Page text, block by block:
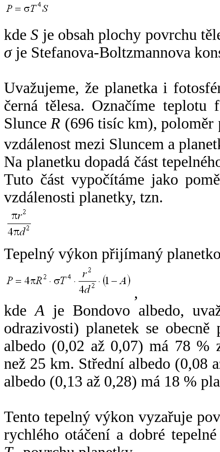
kdeS je obsah plochy povrchu
σje Stefanova-Boltzmannova
Uvažujeme, že planetka i
černá tělesa. Označíme
SlunceR (696 tisíc km),
vzdálenost mezi Sluncem a
Na planetku dopadá část
Tuto část vypočítáme jako
vzdálenosti planetky, tzn.
Tepelný výkon přijímaný
,
kdeA je Bondovo albedo,
odrazivosti) planetek se
albedo (0,02 až 0,07) má 78 %
než 25 km. Střední albedo (0,08
albedo (0,13 až 0,28) má 18 %
Tento tepelný výkon vyzařuje
rychlého otáčení a dobré